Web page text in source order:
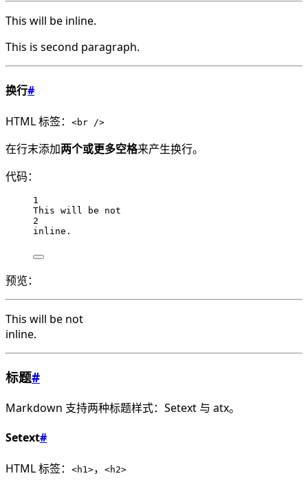
This will be inline.
This is second paragraph.
换行#
HTML 标签： <br />
在行末添加两个或更多空格来产生换行。
代码：
1
This will be not
2
inline.
预览：
This will be not
inline.
标题#
Markdown 支持两种标题样式：Setext 与 atx。
Setext#
HTML 标签： <h1>， <h2>